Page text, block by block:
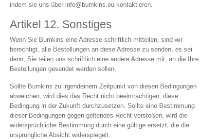
indem sie uns über info@bumkins.eu kontaktieren.
Artikel 12. Sonstiges
Wenn Sie Bumkins eine Adresse schriftlich mitteilen, sind wir
berechtigt, alle Bestellungen an diese Adresse zu senden, es sei
denn, Sie teilen uns schriftlich eine andere Adresse mit, an die Ihre
Bestellungen gesendet werden sollen.
Sollte Bumkins zu irgendeinem Zeitpunkt von diesen Bedingungen
abweichen, wird dies das Recht nicht beeinträchtigen, diese
Bedingung in der Zukunft durchzusetzen. Sollte eine Bestimmung
dieser Bedingungen gegen geltendes Recht verstoßen, wird die
widersprüchliche Bestimmung durch eine gültige ersetzt, die die
ursprüngliche Absicht widerspiegelt.